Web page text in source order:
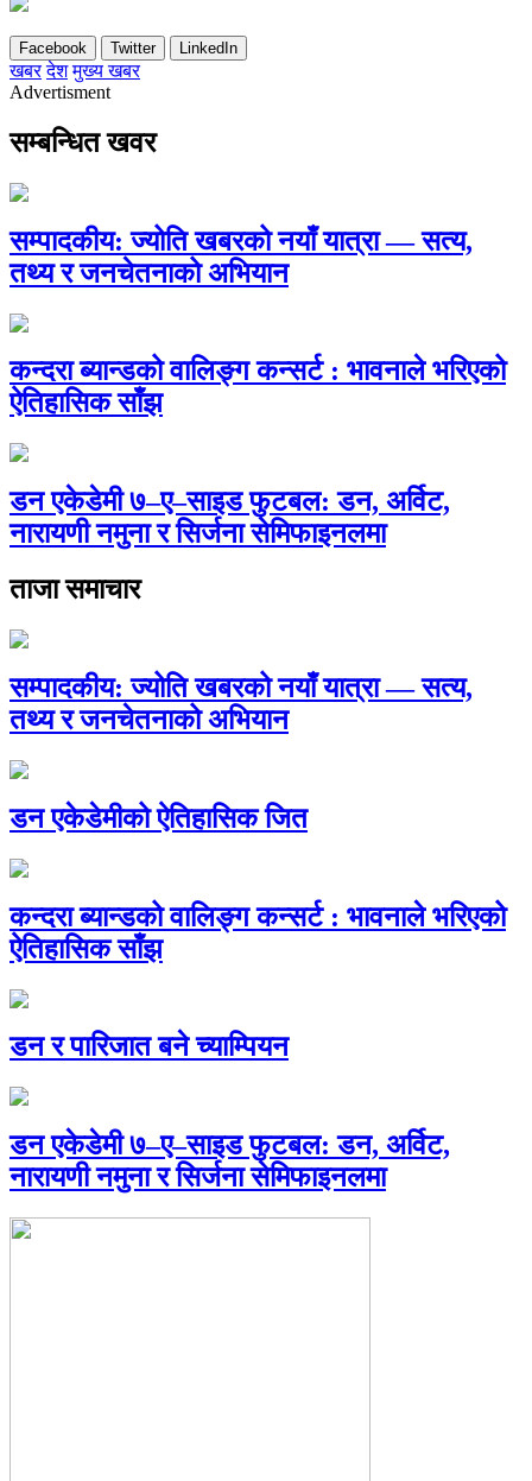
Facebook Twitter LinkedIn
खबर देश मुख्य खबर
Advertisment
सम्बन्धित खवर
सम्पादकीय: ज्योति खबरको नयाँ यात्रा — सत्य,
तथ्य र जनचेतनाको अभियान
कन्दरा ब्यान्डको वालिङ्ग कन्सर्ट : भावनाले भरिएको
ऐतिहासिक साँझ
डन एकेडेमी ७–ए–साइड फुटबल: डन, अर्विट,
नारायणी नमुना र सिर्जना सेमिफाइनलमा
ताजा समाचार
सम्पादकीय: ज्योति खबरको नयाँ यात्रा — सत्य,
तथ्य र जनचेतनाको अभियान
डन एकेडेमीको ऐतिहासिक जित
कन्दरा ब्यान्डको वालिङ्ग कन्सर्ट : भावनाले भरिएको
ऐतिहासिक साँझ
डन र पारिजात बने च्याम्पियन
डन एकेडेमी ७–ए–साइड फुटबल: डन, अर्विट,
नारायणी नमुना र सिर्जना सेमिफाइनलमा